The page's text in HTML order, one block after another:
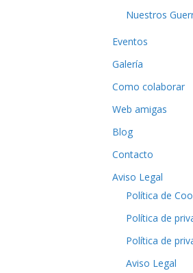
Nuestros
Eventos
Galería
Como colaborar
Web amigas
Blog
Contacto
Aviso Legal
Política de
Política de
Política de
Aviso Legal